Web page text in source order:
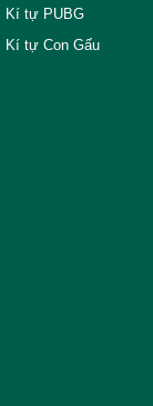
Kí tự PUBG
Kí tự Con Gấu